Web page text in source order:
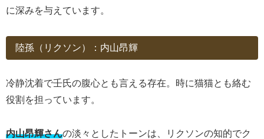
に深みを与えています。
陸孫（リクソン）：内山昂輝
冷静沈着で壬氏の腹心とも言える存在。時に猫猫とも絡む
役割を担っています。
内山昂輝さんの淡々としたトーンは、リクソンの知的でク